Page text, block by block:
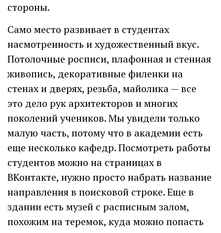
стороны.
Само место развивает в студентах
насмотренность и художественный вкус.
Потолочные росписи, плафонная и стенная
живопись, декоративные филенки на
стенах и дверях, резьба, майолика — все
это дело рук архитекторов и многих
поколений учеников. Мы увидели только
малую часть, потому что в академии есть
еще несколько кафедр. Посмотреть работы
студентов можно на страницах в
ВКонтакте, нужно просто набрать название
направления в поисковой строке. Еще в
здании есть музей с расписным залом,
похожим на теремок, куда можно попасть